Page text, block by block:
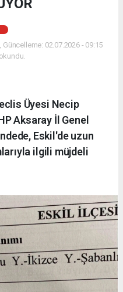
02.07.2026 - 09:15
Üyesi Necip
Aksaray İl Genel
Eskil'de uzun
ilgili müjdeli